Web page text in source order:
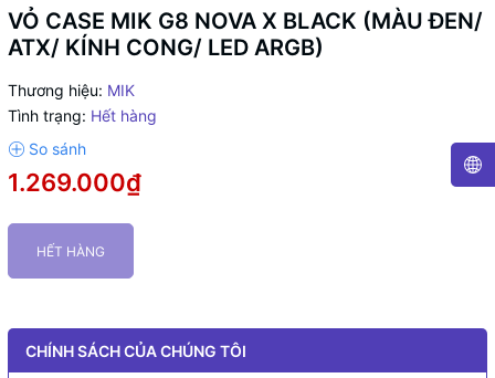
VỎ CASE MIK G8 NOVA X BLACK (MÀU ĐEN/
ATX/ KÍNH CONG/ LED ARGB)
Thương hiệu: MIK
Tình trạng: Hết hàng
1.269.000₫
HẾT HÀNG
CHÍNH SÁCH CỦA CHÚNG TÔI